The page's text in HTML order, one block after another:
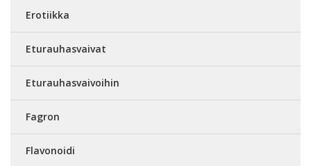
Erotiikka
Eturauhasvaivat
Eturauhasvaivoihin
Fagron
Flavonoidi